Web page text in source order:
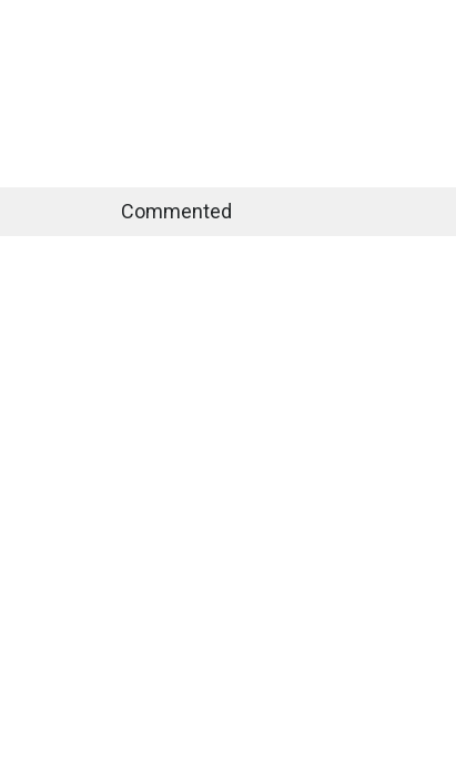
Commented